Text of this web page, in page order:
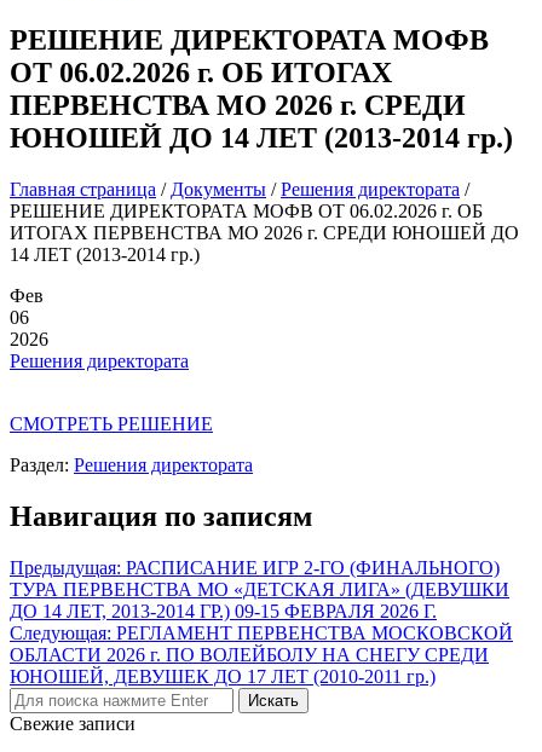
РЕШЕНИЕ ДИРЕКТОРАТА МОФВ
ОТ 06.02.2026 г. ОБ ИТОГАХ
ПЕРВЕНСТВА МО 2026 г. СРЕДИ
ЮНОШЕЙ ДО 14 ЛЕТ (2013-2014 гр.)
Главная страница / Документы /Решения директората /
РЕШЕНИЕ ДИРЕКТОРАТА МОФВ ОТ 06.02.2026 г. ОБ
ИТОГАХ ПЕРВЕНСТВА МО 2026 г. СРЕДИ ЮНОШЕЙ ДО
14 ЛЕТ (2013-2014 гр.)
Фев
06
2026
Решения директората
СМОТРЕТЬ РЕШЕНИЕ
Раздел: Решения директората
Навигация по записям
Предыдущая: РАСПИСАНИЕ ИГР 2-ГО (ФИНАЛЬНОГО)
ТУРА ПЕРВЕНСТВА МО «ДЕТСКАЯ ЛИГА» (ДЕВУШКИ
ДО 14 ЛЕТ, 2013-2014 ГР.) 09-15 ФЕВРАЛЯ 2026 Г.
Следующая: РЕГЛАМЕНТ ПЕРВЕНСТВА МОСКОВСКОЙ
ОБЛАСТИ 2026 г. ПО ВОЛЕЙБОЛУ НА СНЕГУ СРЕДИ
ЮНОШЕЙ, ДЕВУШЕК ДО 17 ЛЕТ (2010-2011 гр.)
Свежие записи